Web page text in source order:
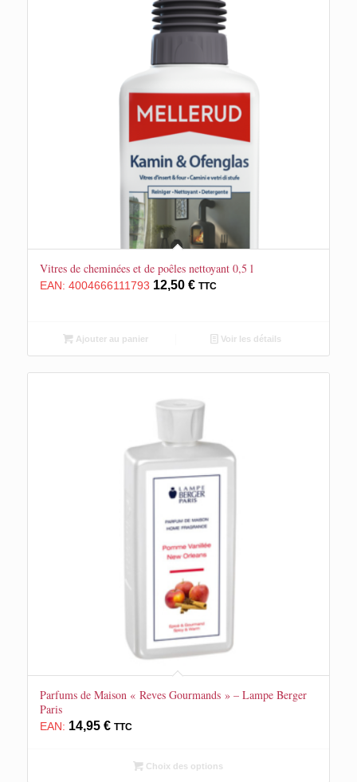
Vitres de cheminées et de poêles nettoyant 0,5 l
EAN: 4004666111793 12,50 € TTC
Ajouter au panier Voir les détails
Parfums de Maison « Reves Gourmands » – Lampe Berger
Paris
EAN: 14,95 € TTC
Choix des options